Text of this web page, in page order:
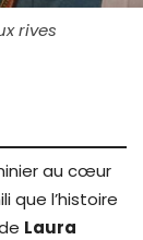
rives
au cœur
que l’histoire
Laura